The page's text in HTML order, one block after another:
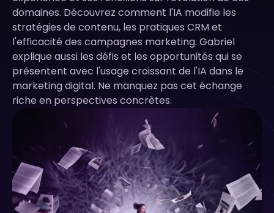
domaines. Découvrez comment l'IA modifie les
stratégies de contenu, les pratiques CRM et
l'efficacité des campagnes marketing. Gabriel
explique aussi les défis et les opportunités qui se
présentent avec l'usage croissant de l'IA dans le
marketing digital. Ne manquez pas cet échange
riche en perspectives concrètes.